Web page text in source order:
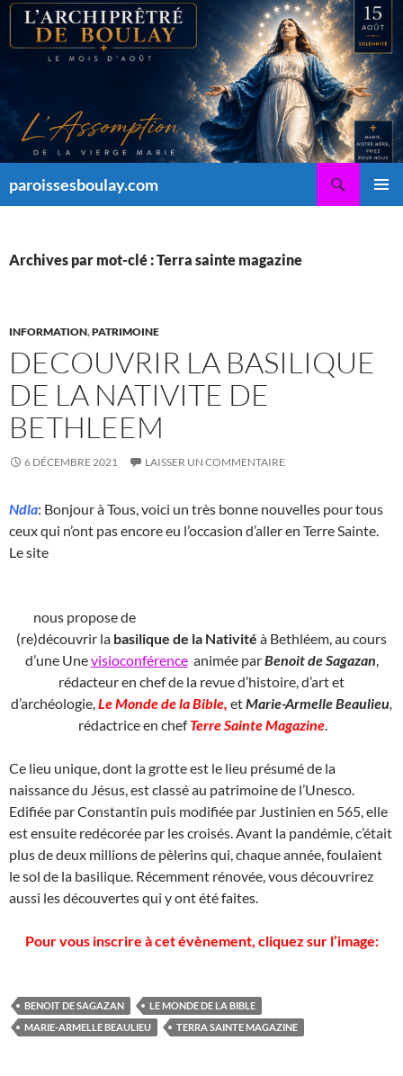
Aller
contenu
paroissesboulay.com
Archives par mot-clé : Terra sainte magazine
INFORMATION,PATRIMOINE
DECOUVRIR LA BASILIQUE
DE LA NATIVITE DE
BETHLEEM
6 DÉCEMBRE 2021 LAISSER UN COMMENTAIRE
Ndla: Bonjour à Tous, voici un très bonne nouvelles pour tous
ceux qui n’ont pas encore eu l’occasion d’aller en Terre Sainte.
Le site
nous propose de
(re)découvrir la basilique de la Nativité à Bethléem, au cours
d’une Unevisioconférenceanimée parBenoit de Sagazan,
rédacteur en chef de la revue d’histoire, d’art et
d’archéologie,Le Monde de la Bible, etMarie-Armelle Beaulieu,
rédactrice en chefTerre Sainte Magazine.
Ce lieu unique, dont la grotte est le lieu présumé de la
naissance du Jésus, est classé au patrimoine de l’Unesco.
Edifiée par Constantin puis modifiée par Justinien en 565, elle
est ensuite redécorée par les croisés. Avant la pandémie, c’était
plus de deux millions de pèlerins qui, chaque année, foulaient
le sol de la basilique. Récemment rénovée, vous découvrirez
aussi les découvertes qui y ont été faites.
Pour vous inscrire à cet évènement, cliquez sur l’image:
BENOIT DE SAGAZAN
LE MONDE DE LA BIBLE
MARIE-ARMELLE BEAULIEU
TERRA SAINTE MAGAZINE